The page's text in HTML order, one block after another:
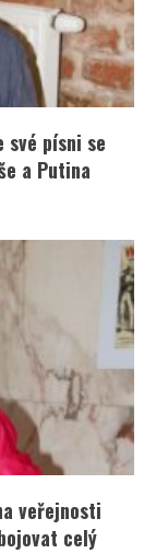
své písni se
a Putina
veřejnosti
celý